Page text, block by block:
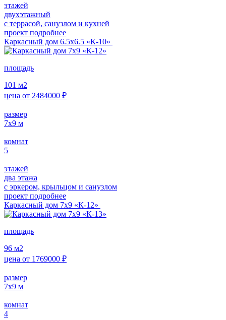
этажей
двухэтажный
с террасой, санузлом и кухней
проект подробнее
Каркасный дом 6.5х6.5 «К-10»
площадь
101 м2
цена от 2484000 ₽
размер
7х9 м
комнат
5
этажей
два этажа
с эркером, крыльцом и санузлом
проект подробнее
Каркасный дом 7х9 «К-12»
площадь
96 м2
цена от 1769000 ₽
размер
7х9 м
комнат
4